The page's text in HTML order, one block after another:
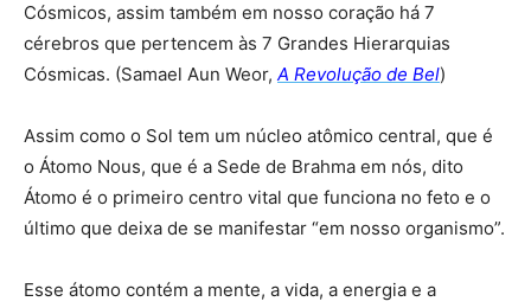
Cósmicos, assim também em nosso coração há 7
cérebros que pertencem às 7 Grandes Hierarquias
Cósmicas. (Samael Aun Weor, A Revolução de Bel)
Assim como o Sol tem um núcleo atômico central, que é
o Átomo Nous, que é a Sede de Brahma em nós, dito
Átomo é o primeiro centro vital que funciona no feto e o
último que deixa de se manifestar “em nosso organismo”.
Esse átomo contém a mente, a vida, a energia e a